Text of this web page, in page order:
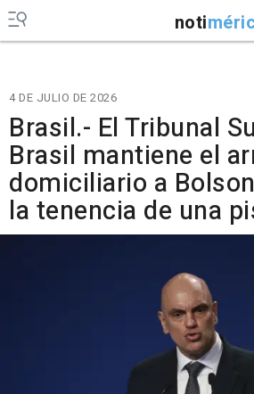
noti
4 DE JULIO DE 2026
Brasil.- El Tribunal
Brasil mantiene el
domiciliario a
la tenencia de una